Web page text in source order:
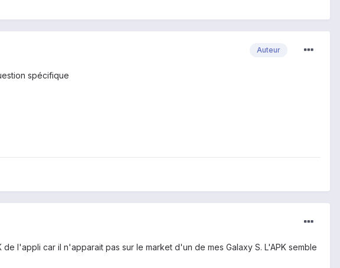
Auteur
spécifique
l'appli car il n'apparait pas sur le market d'un de mes Galaxy S. L'APK semble